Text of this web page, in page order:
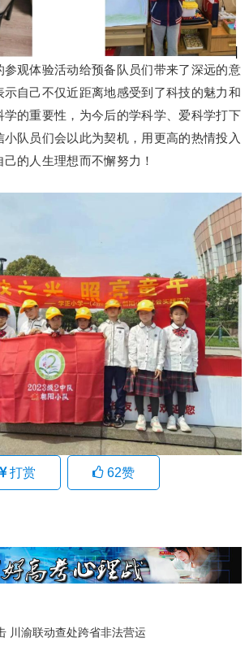
参观体验活动给预备队员们带来了深远的意
示自己不仅近距离地感受到了科技的魅力和
学的重要性，为今后的学科学、爱科学打下
队员们会以此为契机，用更高的热情投入
的人生理想而不懈努力！
打赏 62赞
川渝联动查处跨省非法营运